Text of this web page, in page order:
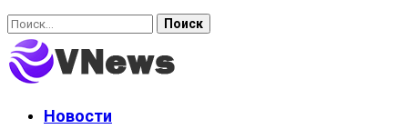
Найти:
Новости